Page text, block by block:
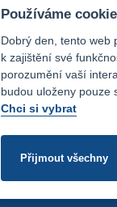
Používáme
Dobrý den, tento web
k zajištění své
porozumění vaší
budou uloženy pouze
Chci si vybrat
Přijmout všechny